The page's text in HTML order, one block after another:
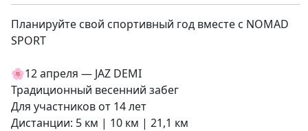
Планируйте свой спортивный год вместе с NOMAD
SPORT
🌸12 апреля — JAZ DEMI
Традиционный весенний забег
Для участников от 14 лет
Дистанции: 5 км | 10 км | 21,1 км